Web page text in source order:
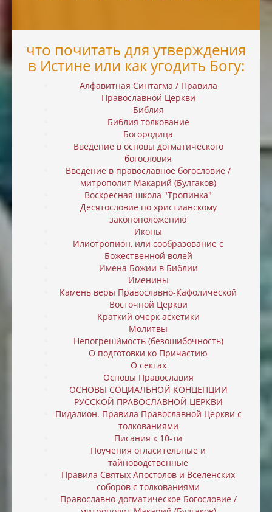
что почитать для утверждения
в Истине или как угодить Богу:
Алфавитная Синтагма / Правила
Православной Церкви
Библия
Библия толкование
Богородица
Введение в основы догматического
богословия
Введение в православное богословие /
митрополит Макарий (Булгаков)
Воскресная школа "Тропинка"
Десятословие по христианскому
законоположению
Иконы
Илиотропион, или cообразование с
Божественной волей
Имена Божии в Библии
Именины
Камень веры Православно-Кафолической
Восточной Церкви
Краткий очерк аскетики
Молитвы
Непогреши́мость (безошибочность)
О подготовки ко Причастию
О сектах
Основы Православия
ОСНОВЫ СОЦИАЛЬНОЙ КОНЦЕПЦИИ
РУССКОЙ ПРАВОСЛАВНОЙ ЦЕРКВИ
Пидалион. Правила Православной Церкви с
толкованиями
Писания к 10-ти
Поучения огласительные и
тайноводственные
Правила Святых Апостолов и Вселенских
соборов с толкованиями
Православно-догматическое Богословие /